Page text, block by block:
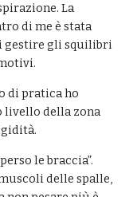
La
di me è stata
gestire gli squilibri
di pratica ho
livello della zona
le braccia”.
delle spalle,